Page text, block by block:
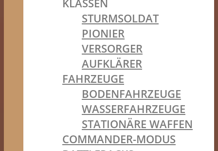
KLASSEN
STURMSOLDAT
PIONIER
VERSORGER
AUFKLÄRER
FAHRZEUGE
BODENFAHRZEUGE
WASSERFAHRZEUGE
STATIONÄRE WAFFEN
COMMANDER-MODUS